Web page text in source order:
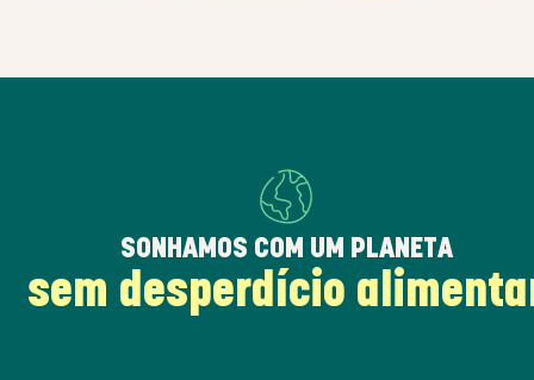
SONHAMOS COM UM PLANETA
sem desperdício